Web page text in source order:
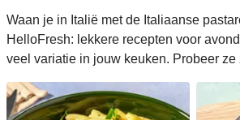
Waan je in Italië met de Italiaanse
HelloFresh: lekkere recepten voor
veel variatie in jouw keuken. Probeer ze